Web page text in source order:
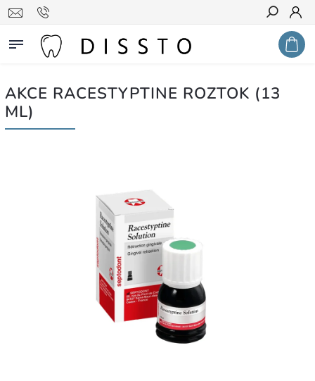
Hledat
AKCE RACESTYPTINE ROZTOK (13
ML)